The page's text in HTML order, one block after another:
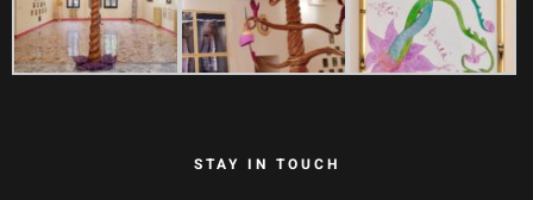
STAY IN TOUCH